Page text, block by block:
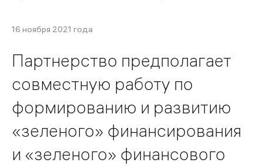
16 ноября 2021 года
Партнерство предполагает
совместную работу по
формированию и развитию
«зеленого» финансирования
и «зеленого» финансового